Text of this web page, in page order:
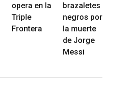
opera en la
Triple
Frontera
brazaletes
negros por
la muerte
de Jorge
Messi